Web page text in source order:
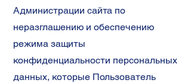
Администрации сайта по
неразглашению и обеспечению
режима защиты
конфиденциальности персональных
данных, которые Пользователь